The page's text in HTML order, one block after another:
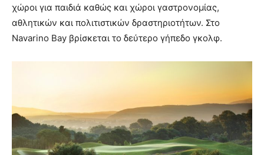
χώροι για παιδιά καθώς και χώροι γαστρονομίας,
αθλητικών και πολιτιστικών δραστηριοτήτων. Στο
Navarino Bay βρίσκεται το δεύτερο γήπεδο γκολφ.